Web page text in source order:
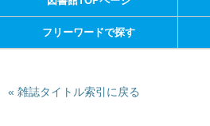
フリーワードで探す
雑誌タイトル索引に戻る